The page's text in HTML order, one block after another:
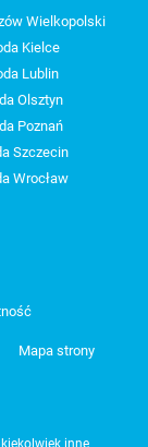
Wielkopolski
Kielce
Lublin
Olsztyn
Poznań
Szczecin
Wrocław
Mapa strony
inne